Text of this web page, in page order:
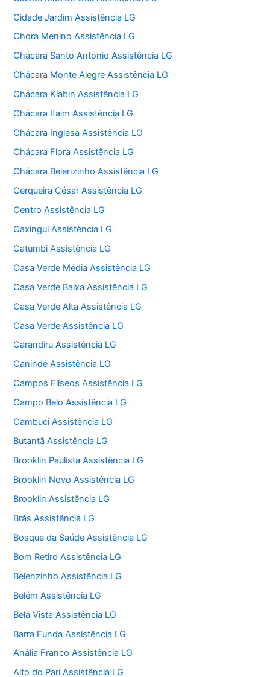
Cidade Jardim Assistência LG
Chora Menino Assistência LG
Chácara Santo Antonio Assistência LG
Chácara Monte Alegre Assistência LG
Chácara Klabin Assistência LG
Chácara Itaim Assistência LG
Chácara Inglesa Assistência LG
Chácara Flora Assistência LG
Chácara Belenzinho Assistência LG
Cerqueira César Assistência LG
Centro Assistência LG
Caxingui Assistência LG
Catumbi Assistência LG
Casa Verde Média Assistência LG
Casa Verde Baixa Assistência LG
Casa Verde Alta Assistência LG
Casa Verde Assistência LG
Carandiru Assistência LG
Canindé Assistência LG
Campos Elíseos Assistência LG
Campo Belo Assistência LG
Cambuci Assistência LG
Butantã Assistência LG
Brooklin Paulista Assistência LG
Brooklin Novo Assistência LG
Brooklin Assistência LG
Brás Assistência LG
Bosque da Saúde Assistência LG
Bom Retiro Assistência LG
Belenzinho Assistência LG
Belém Assistência LG
Bela Vista Assistência LG
Barra Funda Assistência LG
Anália Franco Assistência LG
Alto do Pari Assistência LG